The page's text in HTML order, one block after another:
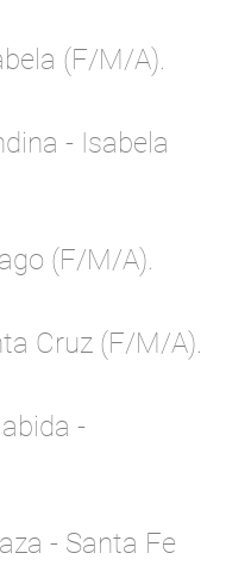
(F/M/A).
- Isabela
(F/M/A).
Cruz (F/M/A).
-
- Santa Fe